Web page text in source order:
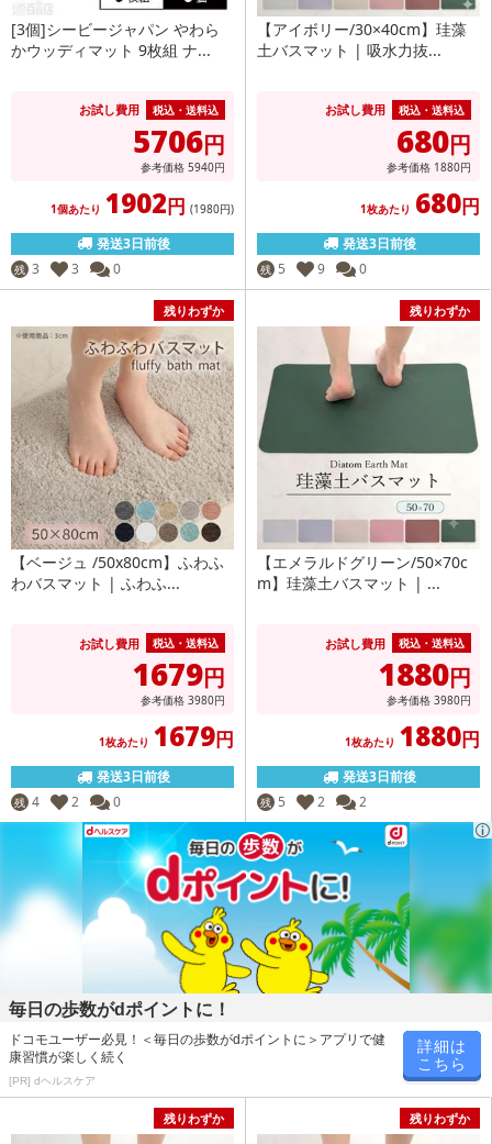
[3個]シービージャパン やわら
かウッディマット 9枚組 ナ...
お試し費用 税込・送料込
5706円
参考価格 5940円
1個あたり 1902円 (1980円)
発送3日前後
残 3 3 0
【アイボリー/30×40cm】珪藻
土バスマット | 吸水力抜...
お試し費用 税込・送料込
680円
参考価格 1880円
1枚あたり 680円
発送3日前後
残 5 9 0
残りわずか
【ベージュ /50x80cm】ふわふ
わバスマット | ふわふ...
お試し費用 税込・送料込
1679円
参考価格 3980円
1枚あたり 1679円
発送3日前後
残 4 2 0
残りわずか
【エメラルドグリーン/50×70c
m】珪藻土バスマット | ...
お試し費用 税込・送料込
1880円
参考価格 3980円
1枚あたり 1880円
発送3日前後
残 5 2 2
毎日の歩数がdポイントに！
ドコモユーザー必見！＜毎日の歩数がdポイントに＞アプリで健
康習慣が楽しく続く
[PR] dヘルスケア
詳細は
こちら
残りわずか 残りわずか